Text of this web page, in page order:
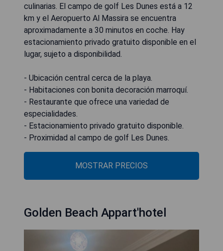
culinarias. El campo de golf Les Dunes está a 12
km y el Aeropuerto Al Massira se encuentra
aproximadamente a 30 minutos en coche. Hay
estacionamiento privado gratuito disponible en el
lugar, sujeto a disponibilidad.
- Ubicación central cerca de la playa.
- Habitaciones con bonita decoración marroquí.
- Restaurante que ofrece una variedad de
especialidades.
- Estacionamiento privado gratuito disponible.
- Proximidad al campo de golf Les Dunes.
MOSTRAR PRECIOS
Golden Beach Appart'hotel